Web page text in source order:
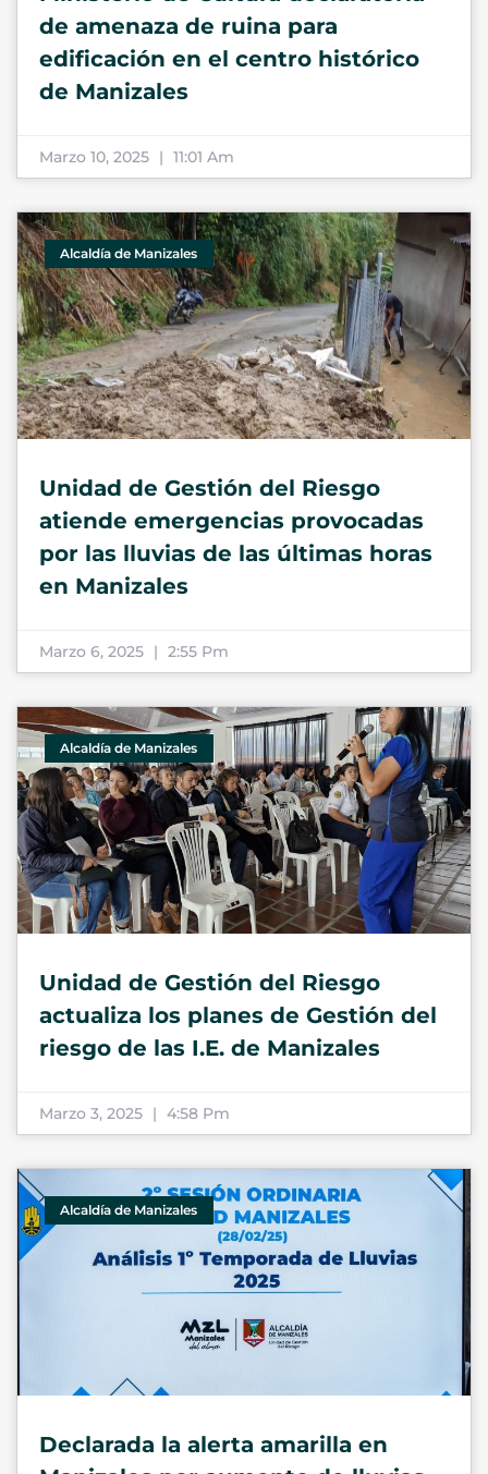
de amenaza de ruina para
edificación en el centro histórico
de Manizales
Marzo 10, 2025 11:01 Am
Alcaldía de Manizales
Unidad de Gestión del Riesgo
atiende emergencias provocadas
por las lluvias de las últimas horas
en Manizales
Marzo 6, 2025 2:55 Pm
Alcaldía de Manizales
Unidad de Gestión del Riesgo
actualiza los planes de Gestión del
riesgo de las I.E. de Manizales
Marzo 3, 2025 4:58 Pm
Alcaldía de Manizales
Declarada la alerta amarilla en